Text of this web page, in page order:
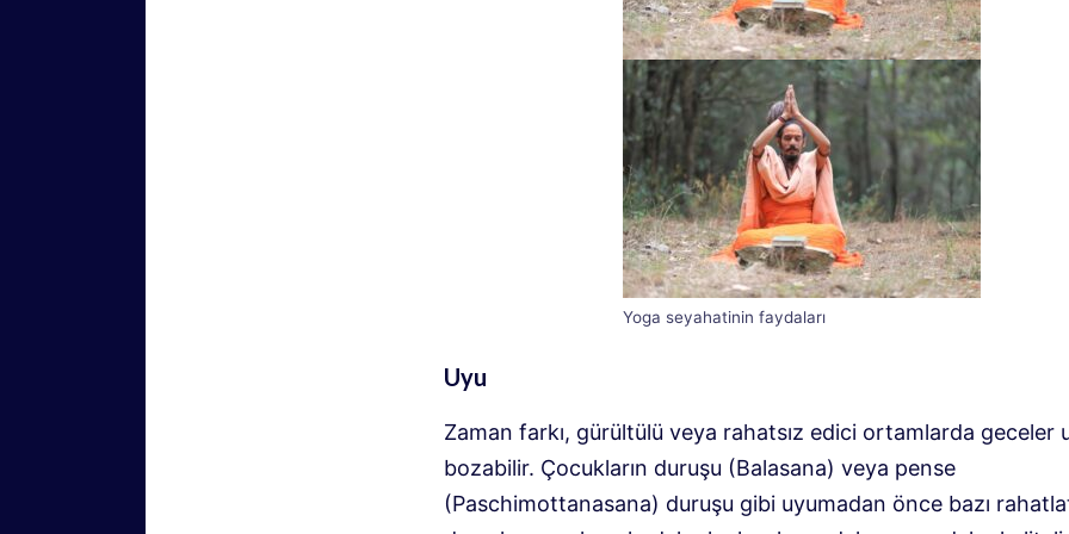
Yoga seyahatinin faydaları
Uyu
Zaman farkı, gürültülü veya rahatsız edici ortamlarda geceler
bozabilir. Çocukların duruşu (Balasana) veya pense
(Paschimottanasana) duruşu gibi uyumadan önce bazı